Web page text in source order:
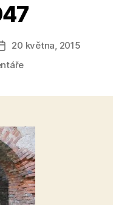
Datum
příspěvku
20 května, 2015
u